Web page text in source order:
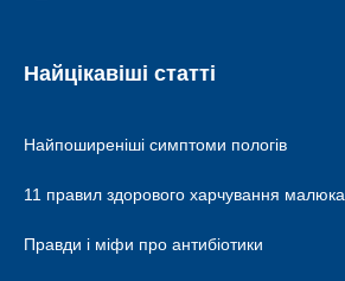
Найцікавіші статті
Найпоширеніші симптоми пологів
11 правил здорового харчування малюка
Правди і міфи про антибіотики